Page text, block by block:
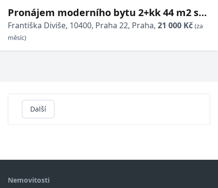
Pronájem moderního bytu 2+kk 44 m2 s
balkonem a garážovým stáním v Praze 10
Uhříněvsi
Františka Diviše, 10400, Praha 22, Praha, 21 000 Kč (za
měsíc)
Další
Nemovitosti